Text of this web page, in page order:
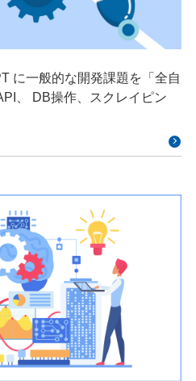
に一般的な開発課題を「全自
、 DB操作、スクレイピン